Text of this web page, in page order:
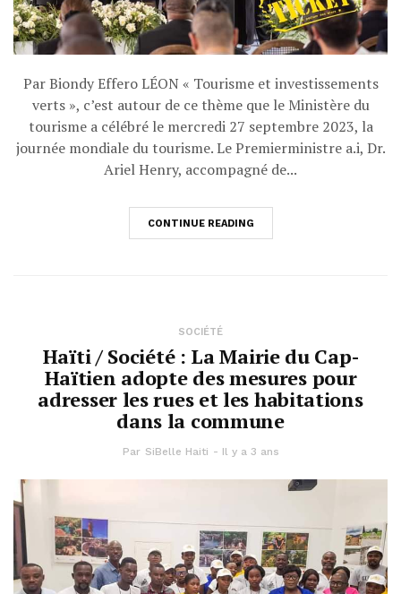
Par Biondy Effero LÉON « Tourisme et investissements
verts », c’est autour de ce thème que le Ministère du
tourisme a célébré le mercredi 27 septembre 2023, la
journée mondiale du tourisme. Le Premierministre a.i, Dr.
Ariel Henry, accompagné de...
CONTINUE READING
SOCIÉTÉ
Haïti / Société : La Mairie du Cap-
Haïtien adopte des mesures pour
adresser les rues et les habitations
dans la commune
Par SiBelle Haiti Il y a 3 ans